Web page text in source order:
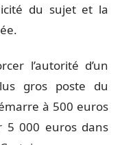
du sujet et la
l’autorité d’un
gros poste du
à 500 euros
5 000 euros dans